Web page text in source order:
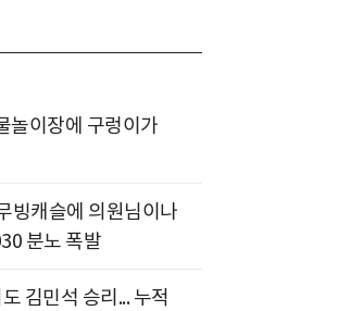
놀이장에 구렁이가
빙캐슬에 의원님이나
분노 폭발
김민석 승리... 누적